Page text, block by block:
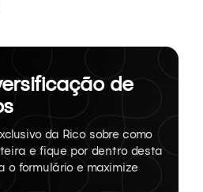
de
da Rico sobre como
e fique por dentro desta
o formulário e maximize